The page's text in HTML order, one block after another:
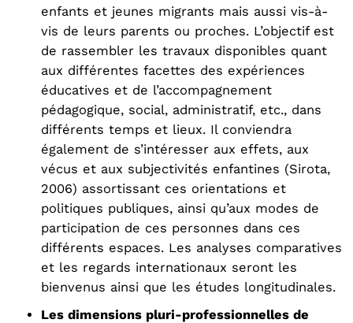
enfants et jeunes migrants mais aussi vis-à-
vis de leurs parents ou proches. L’objectif est
de rassembler les travaux disponibles quant
aux différentes facettes des expériences
éducatives et de l’accompagnement
pédagogique, social, administratif, etc., dans
différents temps et lieux. Il conviendra
également de s’intéresser aux effets, aux
vécus et aux subjectivités enfantines (Sirota,
2006) assortissant ces orientations et
politiques publiques, ainsi qu’aux modes de
participation de ces personnes dans ces
différents espaces. Les analyses comparatives
et les regards internationaux seront les
bienvenus ainsi que les études longitudinales.
Les dimensions pluri-professionnelles de